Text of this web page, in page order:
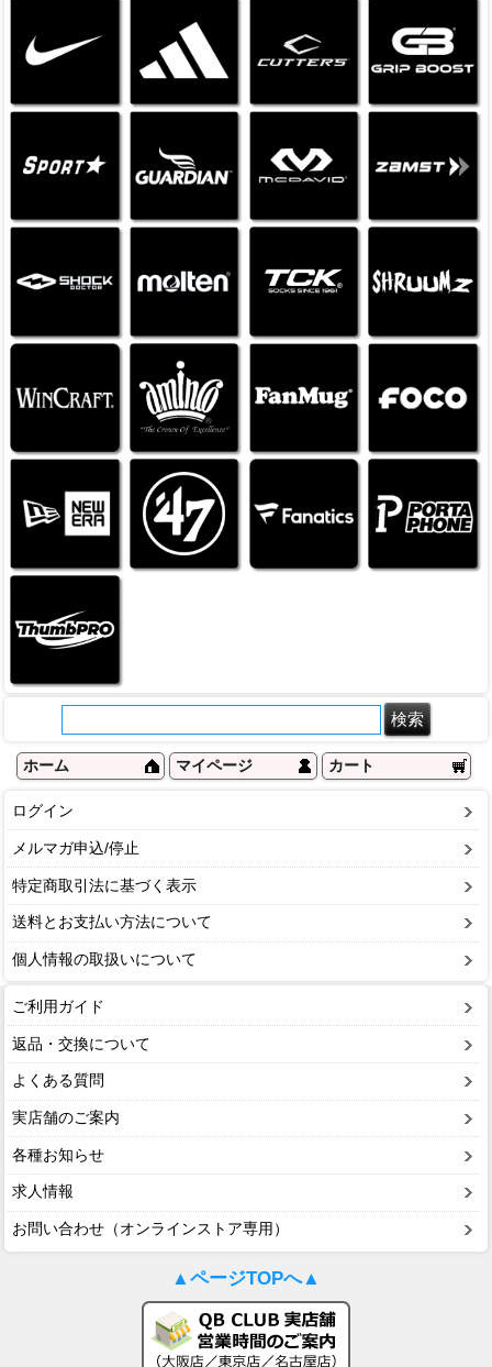
ホーム マイページ カート
ログイン
メルマガ申込/停止
特定商取引法に基づく表示
送料とお支払い方法について
個人情報の取扱いについて
ご利用ガイド
返品・交換について
よくある質問
実店舗のご案内
各種お知らせ
求人情報
お問い合わせ（オンラインストア専用）
▲ページTOPへ▲